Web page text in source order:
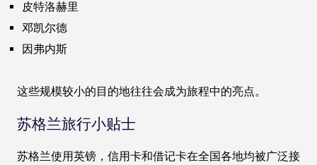
皮特洛赫里
邓凯尔德
因弗内斯
这些规模较小的目的地往往会成为旅程中的亮点。
苏格兰旅行小贴士
苏格兰使用英镑，信用卡和借记卡在全国各地均被广泛接